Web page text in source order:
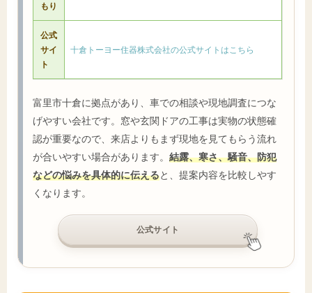
もり
公式
サイ
ト
十倉トーヨー住器株式会社の公式サイトはこちら
富里市十倉に拠点があり、車での相談や現地調査につな
げやすい会社です。窓や玄関ドアの工事は実物の状態確
認が重要なので、来店よりもまず現地を見てもらう流れ
が合いやすい場合があります。 結露、寒さ、騒音、防犯
などの悩みを具体的に伝えると、提案内容を比較しやす
くなります。
公式サイト